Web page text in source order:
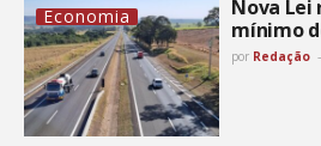
Economia
Nova
mínimo
por Redação